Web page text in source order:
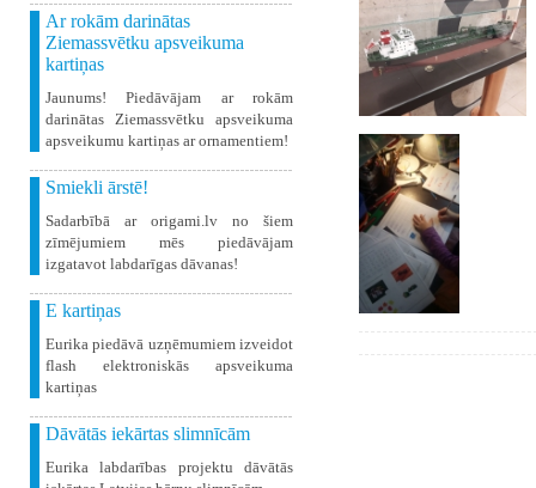
Ar rokām darinātas
Ziemassvētku apsveikuma
kartiņas
Jaunums! Piedāvājam ar rokām
darinātas Ziemassvētku apsveikuma
apsveikumu kartiņas ar ornamentiem!
Smiekli ārstē!
Sadarbībā ar origami.lv no šiem
zīmējumiem mēs piedāvājam
izgatavot labdarīgas dāvanas!
E kartiņas
Eurika piedāvā uzņēmumiem izveidot
flash elektroniskās apsveikuma
kartiņas
Dāvātās iekārtas slimnīcām
Eurika labdarības projektu dāvātās